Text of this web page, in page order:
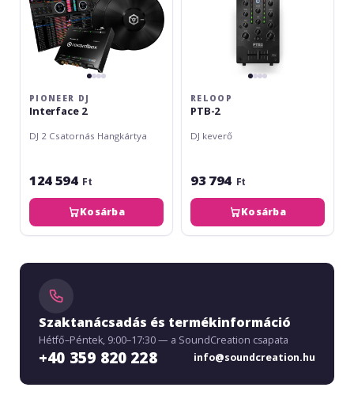
PIONEER DJ
Interface 2
DJ 2 Csatornás Hangkártya
124 594 Ft
Kosárba
RELOOP
PTB-2
DJ keverő
93 794 Ft
Kosárba
Szaktanácsadás és termékinformáció
Hétfő–Péntek, 9:00–17:30 — a SoundCreation csapata
+40 359 820 228 info@soundcreation.hu